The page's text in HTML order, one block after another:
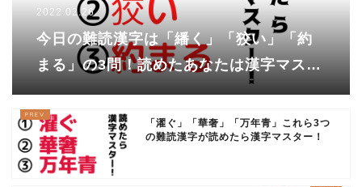
2022.02.26
今日の難読漢字は「繙く」「狡い」「約
まる」の3問！読めたあなたは漢字マスタ
ー！
「濯ぐ」「華奢」「万年青」これら3つ
の難読漢字が読めたら漢字マスター！